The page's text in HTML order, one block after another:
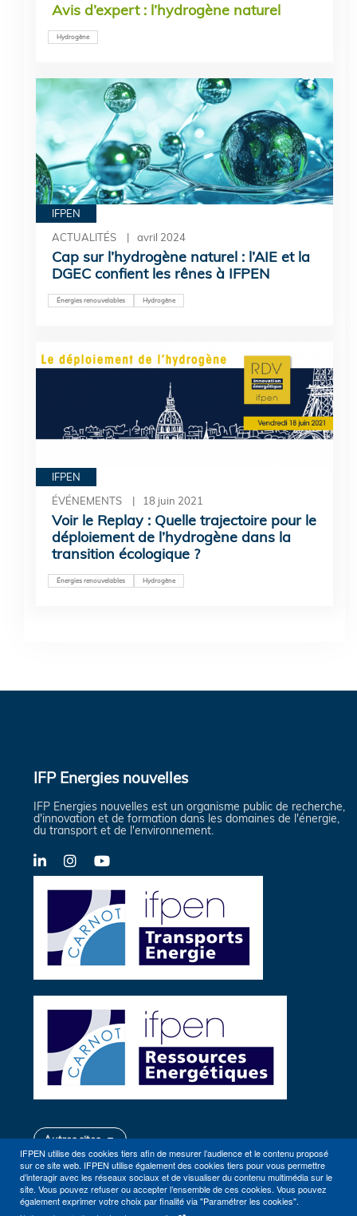
IFPEN utilise des cookies tiers afin de mesurer l’audience et le contenu proposé
sur ce site web. IFPEN utilise également des cookies tiers pour vous permettre
d’interagir avec les réseaux sociaux et de visualiser du contenu multimédia sur le
site. Vous pouvez refuser ou accepter l’ensemble de ces cookies. Vous pouvez
également exprimer votre choix par finalité via "Paramétrer les cookies".
Avis d’expert : l’hydrogène naturel
Hydrogène
IFPEN
ACTUALITÉS
avril 2024
Cap sur l’hydrogène naturel : l’AIE et la
DGEC confient les rênes à IFPEN
Énergies renouvelables Hydrogène
IFPEN
ÉVÉNEMENTS
18 juin 2021
Voir le Replay : Quelle trajectoire pour le
déploiement de l’hydrogène dans la
transition écologique ?
Énergies renouvelables Hydrogène
IFP Energies nouvelles
IFP Energies nouvelles est un organisme public de recherche,
d'innovation et de formation dans les domaines de l'énergie,
du transport et de l'environnement.
LinkedInInstagramYouTube
Autres sites